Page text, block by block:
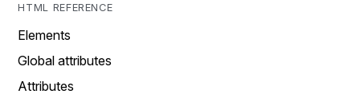
HTML REFERENCE
Elements
Global attributes
Attributes